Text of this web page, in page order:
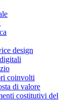
design
coinvolti
di valore
costitutivi del